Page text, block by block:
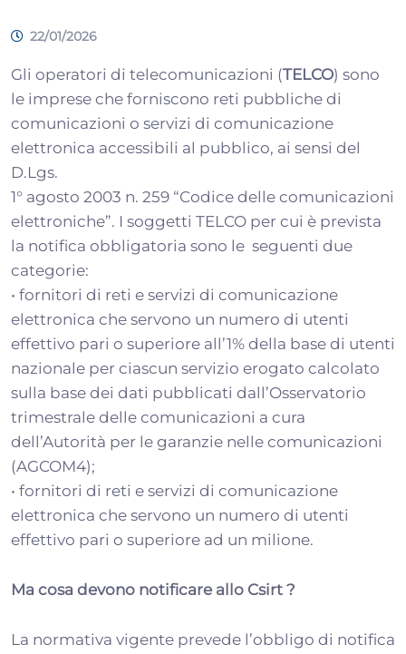
22/01/2026
Gli operatori di telecomunicazioni (TELCO) sono
le imprese che forniscono reti pubbliche di
comunicazioni o servizi di comunicazione
elettronica accessibili al pubblico, ai sensi del
D.Lgs.
1° agosto 2003 n. 259 “Codice delle comunicazioni
elettroniche”. I soggetti TELCO per cui è prevista
la notifica obbligatoria sono le seguenti due
categorie:
• fornitori di reti e servizi di comunicazione
elettronica che servono un numero di utenti
effettivo pari o superiore all’1% della base di utenti
nazionale per ciascun servizio erogato calcolato
sulla base dei dati pubblicati dall’Osservatorio
trimestrale delle comunicazioni a cura
dell’Autorità per le garanzie nelle comunicazioni
(AGCOM4);
• fornitori di reti e servizi di comunicazione
elettronica che servono un numero di utenti
effettivo pari o superiore ad un milione.
Ma cosa devono notificare allo Csirt ?
La normativa vigente prevede l’obbligo di notifica